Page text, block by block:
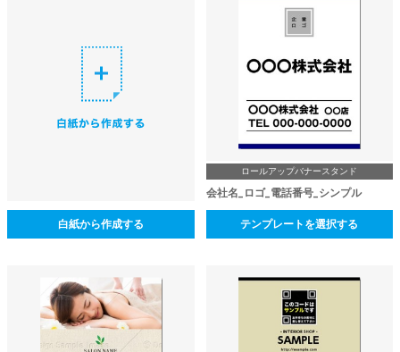
白紙から作成する
ロールアップバナースタンド
会社名_ロゴ_電話番号_シンプル
テンプレートを選択する